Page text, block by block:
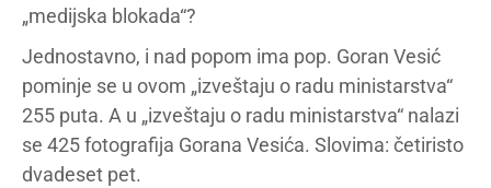
„medijska blokada“?
Jednostavno, i nad popom ima pop. Goran Vesić
pominje se u ovom „izveštaju o radu ministarstva“
255 puta. A u „izveštaju o radu ministarstva“ nalazi
se 425 fotografija Gorana Vesića. Slovima: četiristo
dvadeset pet.